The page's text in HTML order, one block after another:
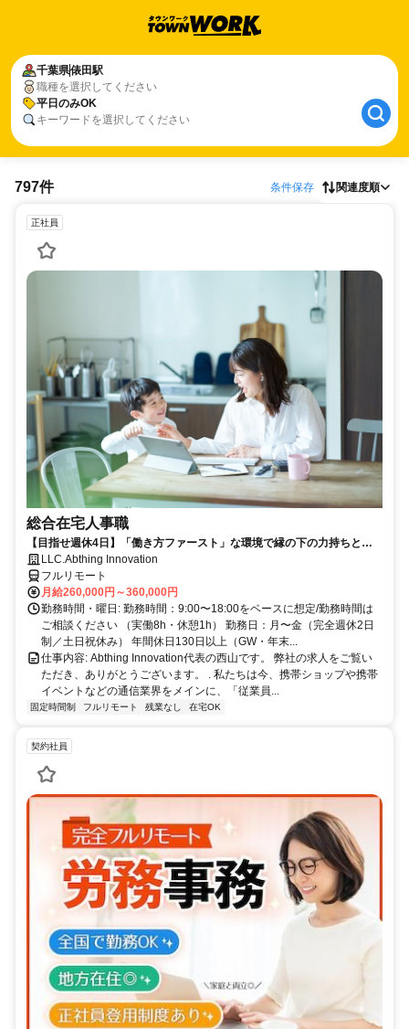
千葉県俵田駅
職種を選択してください
平日のみOK
キーワードを選択してください
797件 条件保存 関連度順
正社員
総合在宅人事職
【目指せ週休4日】「働き方ファースト」な環境で縁の下の力持ちとし
て活躍する人事ポジション｜20代30代活躍中
LLC.Abthing Innovation
フルリモート
月給260,000円～360,000円
勤務時間・曜日: 勤務時間：9:00〜18:00をベースに想定/勤務時間は
ご相談ください （実働8h・休憩1h） 勤務日：月〜金（完全週休2日
制／土日祝休み） 年間休日130日以上（GW・年末...
仕事内容: Abthing Innovation代表の西山です。 弊社の求人をご覧い
ただき、ありがとうございます。 . 私たちは今、携帯ショップや携帯
イベントなどの通信業界をメインに、「従業員...
固定時間制 フルリモート 残業なし 在宅OK
契約社員